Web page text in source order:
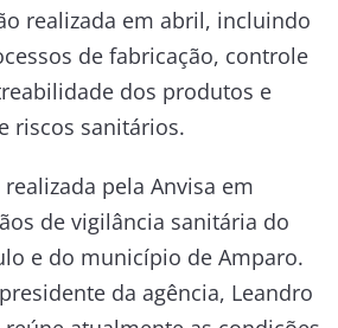
realizada em abril, incluindo
de fabricação, controle
dos produtos e
riscos sanitários.
pela Anvisa em
de vigilância sanitária do
e do município de Amparo.
da agência, Leandro